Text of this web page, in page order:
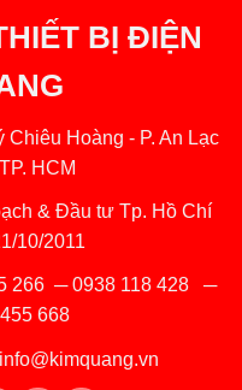
BỊ ĐIỆN
Hoàng - P. An Lạc
HCM
& Đầu tư Tp. Hồ Chí
10/2011
266─0938 118 428─
668
info@kimquang.vn